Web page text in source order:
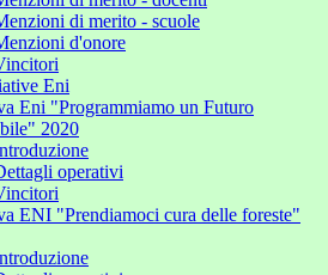
di merito - scuole
d'onore
Eni
Eni "Programmiamo un Futuro
2020
operativi
ENI "Prendiamoci cura delle foreste"